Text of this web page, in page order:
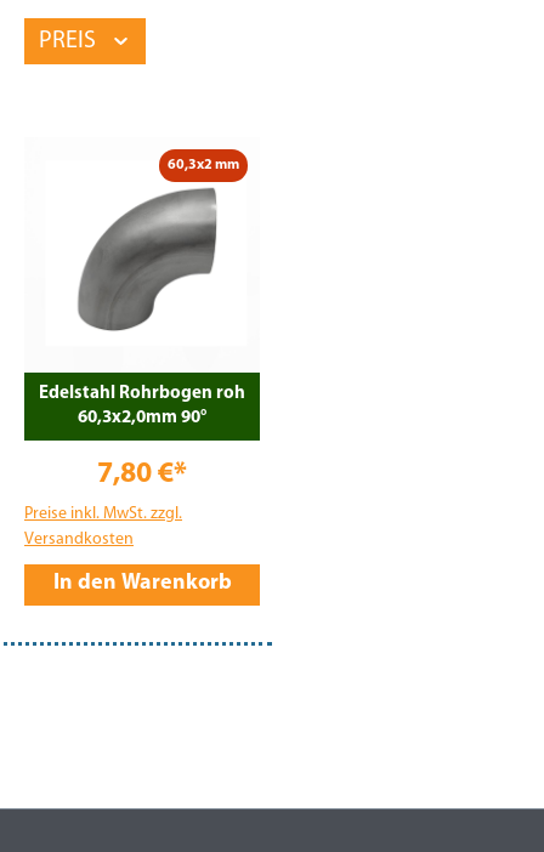
PREIS
60,3x2 mm
Edelstahl Rohrbogen roh
60,3x2,0mm 90°
7,80 €*
Preise inkl. MwSt. zzgl.
Versandkosten
In den Warenkorb